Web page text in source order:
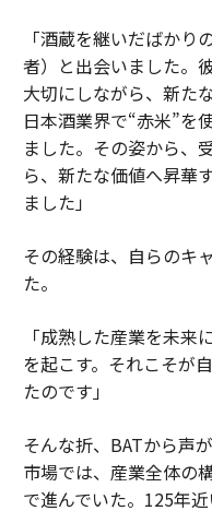
「酒蔵を継いだばか
者）と出会いました。
大切にしながら、新た
日本酒業界で“赤米”を
ました。その姿から、
ら、新たな価値へ昇華
ました」
その経験は、自らのキ
た。
「成熟した産業を未
を起こす。それこそが
たのです」
そんな折、BATから声
市場では、産業全体の
で進んでいた。125年